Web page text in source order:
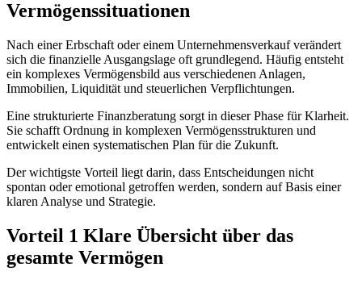
Vermögenssituationen
Nach einer Erbschaft oder einem Unternehmensverkauf verändert
sich die finanzielle Ausgangslage oft grundlegend. Häufig entsteht
ein komplexes Vermögensbild aus verschiedenen Anlagen,
Immobilien, Liquidität und steuerlichen Verpflichtungen.
Eine strukturierte Finanzberatung sorgt in dieser Phase für Klarheit.
Sie schafft Ordnung in komplexen Vermögensstrukturen und
entwickelt einen systematischen Plan für die Zukunft.
Der wichtigste Vorteil liegt darin, dass Entscheidungen nicht
spontan oder emotional getroffen werden, sondern auf Basis einer
klaren Analyse und Strategie.
Vorteil 1 Klare Übersicht über das
gesamte Vermögen